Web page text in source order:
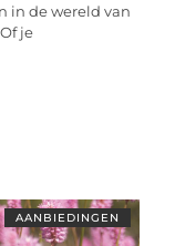
in de wereld van
je
AANBIEDINGEN